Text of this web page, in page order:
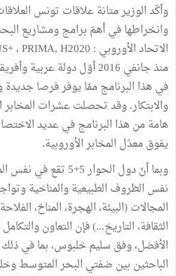
وأكّد الوزير متانة علاقات تونس
وانخراطها في أهمّ برامج ومشاریع
منذ جانفي 2016 أوّل دولة
في ھذا البرنامج ممّا یوفر فرصا جدیدة
والابتكار. وقد تحصلت عشرات المخابر
هامة من هذا البرنامج في عديد
يفوق معدّل المخابر الأوروبية.
وبما أنّ دول الحوار
نفس الظروف الطبیعیة والمناخیة
المجالات (البيئة، الهجرة، المناخ،
الثقافة، التاريخ...) فإن التعاون
الأفضل، وفق سليم خلبوس، بما في
الباحثین بین ضفتي البحر المتوسط